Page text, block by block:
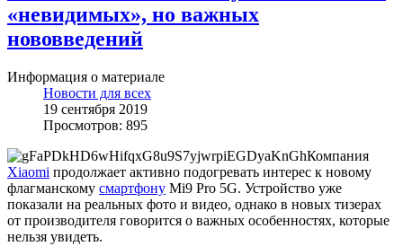
«невидимых», но важных
нововведений
Информация о материале
Новости для всех
19 сентября 2019
Просмотров: 895
Компания
Xiaomi продолжает активно подогревать интерес к новому
флагманскому смартфону Mi9 Pro 5G. Устройство уже
показали на реальных фото и видео, однако в новых тизерах
от производителя говорится о важных особенностях, которые
нельзя увидеть.